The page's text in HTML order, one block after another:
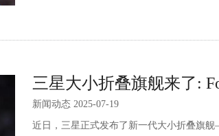
三星大小折叠旗舰来了:
新闻动态 2025-07-19
近日，三星正式发布了新一代大小折叠旗